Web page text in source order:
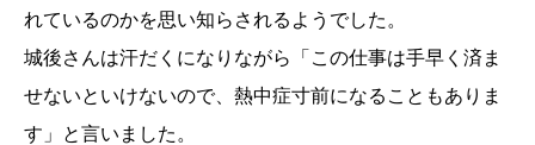
れているのかを思い知らされるようでした。
城後さんは汗だくになりながら「この仕事は手早く済ま
せないといけないので、熱中症寸前になることもありま
す」と言いました。